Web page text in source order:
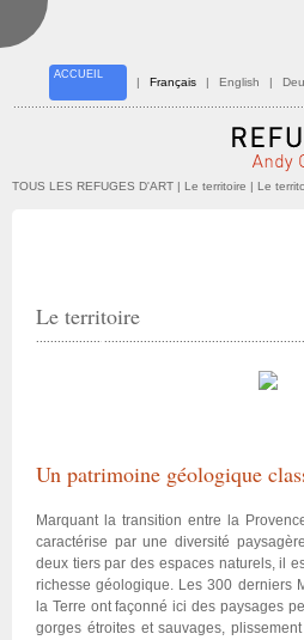
ACCUEIL
| Français | English |
TOUS LES REFUGES D'ART | Le territoire | Le
Le territoire
Un patrimoine géologique
Marquant la transition entre la
caractérise par une diversité
deux tiers par des espaces naturels, il
richesse géologique. Les 300 derniers
la Terre ont façonné ici des paysages
gorges étroites et sauvages,